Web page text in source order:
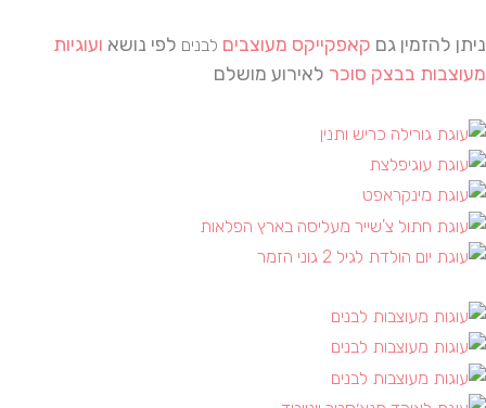
ניתן להזמין גם קאפקייקס מעוצבים לבנים לפי נושא ועוגיות
מעוצבות בבצק סוכר לאירוע מושלם